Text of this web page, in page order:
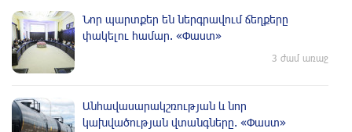
Նոր պարտքեր են ներգրավում ճեղքերը
փակելու համար. «Փաստ»
3 ժամ առաջ
Անհավասարակշռության և նոր
կախվածության վտանգները. «Փաստ»